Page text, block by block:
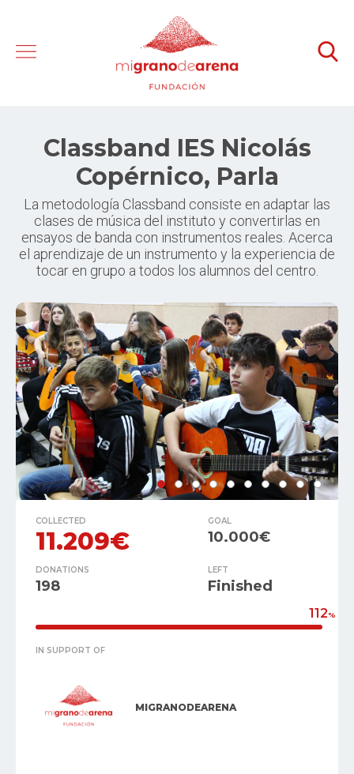
Classband IES Nicolás
Copérnico, Parla
La metodología Classband consiste en adaptar las
clases de música del instituto y convertirlas en
ensayos de banda con instrumentos reales. Acerca
el aprendizaje de un instrumento y la experiencia de
tocar en grupo a todos los alumnos del centro.
COLLECTED
11.209€
GOAL
10.000€
DONATIONS
198
LEFT
Finished
112%
IN SUPPORT OF
MIGRANODEARENA